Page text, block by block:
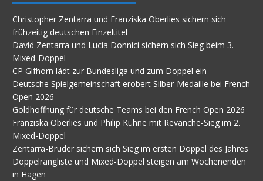
Christopher Zentarra und Franziska Oberlies sichern sich
frühzeitig deutschen Einzeltitel
David Zentarra und Lucia Donnici sichern sich Sieg beim 3.
Mixed-Doppel
CP Gifhorn lädt zur Bundesliga und zum Doppel ein
Deutsche Spielgemeinschaft erobert Silber-Medaille bei French
Open 2026
Goldhoffnung für deutsche Teams bei den French Open 2026
Franziska Oberlies und Philip Kühne mit Revanche-Sieg im 2.
Mixed-Doppel
Zentarra-Brüder sichern sich Sieg im ersten Doppel des Jahres
Doppelrangliste und Mixed-Doppel steigen am Wochenenden
in Hagen